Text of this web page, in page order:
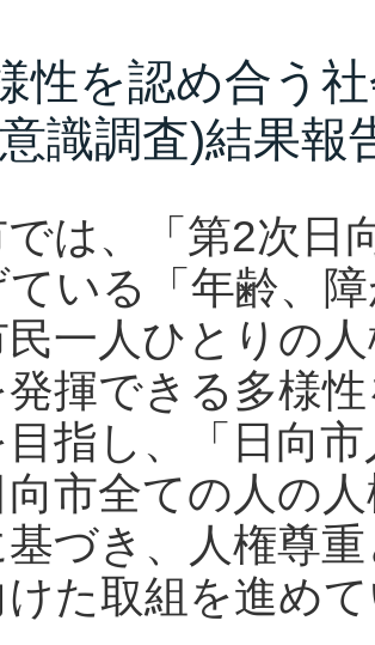
性を認め合う
識調査)結果報
では、「第2次日
ている「年齢、
一人ひとりの
揮できる多様
指し、「日向
市全ての人の
づき、人権尊
た取組を進め